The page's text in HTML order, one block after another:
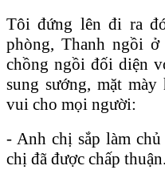
Tôi đứng lên đi ra
phòng, Thanh ngồi
chồng ngồi đối diện
sung sướng, mặt
vui cho mọi người:
- Anh chị sắp làm
chị đã được chấp